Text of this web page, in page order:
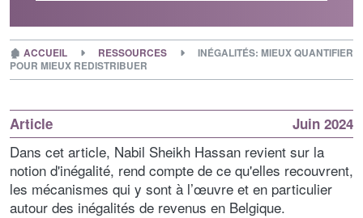
🏚 ACCUEIL RESSOURCES
INÉGALITÉS: MIEUX QUANTIFIER
POUR MIEUX REDISTRIBUER
Article Juin 2024
Dans cet article, Nabil Sheikh Hassan revient sur la
notion d'inégalité, rend compte de ce qu'elles recouvrent,
les mécanismes qui y sont à l’œuvre et en particulier
autour des inégalités de revenus en Belgique.